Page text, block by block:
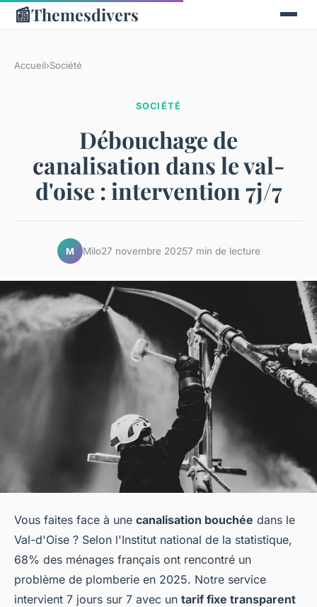
📰Themesdivers
Accueil›Société
SOCIÉTÉ
Débouchage de
canalisation dans le val-
d'oise : intervention 7j/7
M Milo27 novembre 20257 min de lecture
Vous faites face à une canalisation bouchée dans le
Val-d'Oise ? Selon l'Institut national de la statistique,
68% des ménages français ont rencontré un
problème de plomberie en 2025. Notre service
intervient 7 jours sur 7 avec un tarif fixe transparent